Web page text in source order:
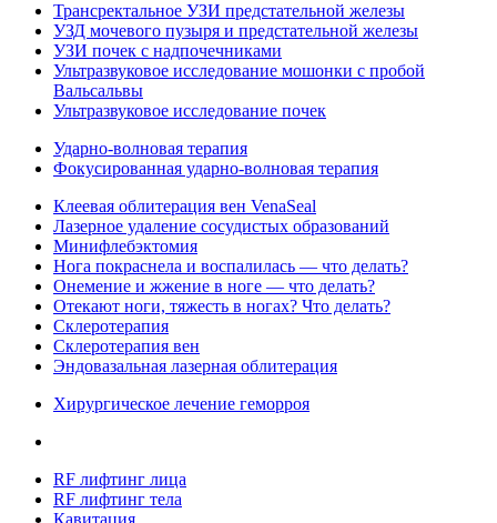
Трансректальное УЗИ предстательной железы
УЗД мочевого пузыря и предстательной железы
УЗИ почек с надпочечниками
Ультразвуковое исследование мошонки с пробой
Вальсальвы
Ультразвуковое исследование почек
Ударно-волновая терапия
Фокусированная ударно-волновая терапия
Клеевая облитерация вен VenaSeal
Лазерное удаление сосудистых образований
Минифлебэктомия
Нога покраснела и воспалилась — что делать?
Онемение и жжение в ноге — что делать?
Отекают ноги, тяжесть в ногах? Что делать?
Склеротерапия
Склеротерапия вен
Эндовазальная лазерная облитерация
Хирургическое лечение геморроя
RF лифтинг лица
RF лифтинг тела
Кавитация